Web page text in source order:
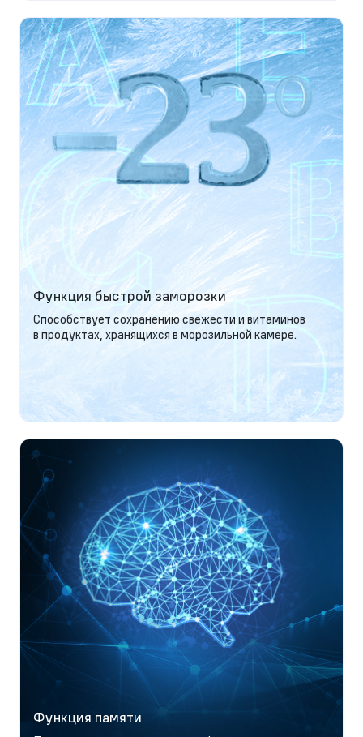
Функция быстрой заморозки
Способствует сохранению свежести и витаминов
в продуктах, хранящихся в морозильной камере.
Функция памяти